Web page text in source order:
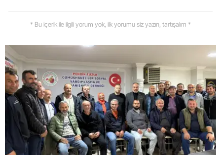
* Bu içerik ile ilgili yorum yok, ilk yorumu siz yazın, tartışalım *